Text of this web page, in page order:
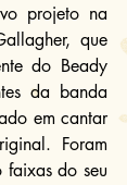
projeto na
que
do Beady
da banda
em cantar
Foram
faixas do seu